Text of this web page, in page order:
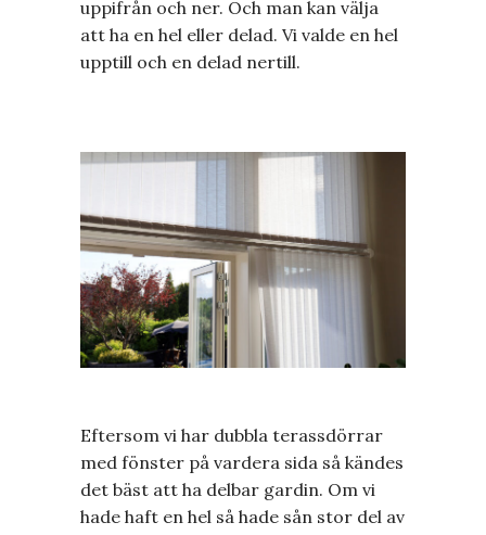
uppifrån och ner. Och man kan välja
att ha en hel eller delad. Vi valde en hel
upptill och en delad nertill.
Eftersom vi har dubbla terassdörrar
med fönster på vardera sida så kändes
det bäst att ha delbar gardin. Om vi
hade haft en hel så hade sån stor del av